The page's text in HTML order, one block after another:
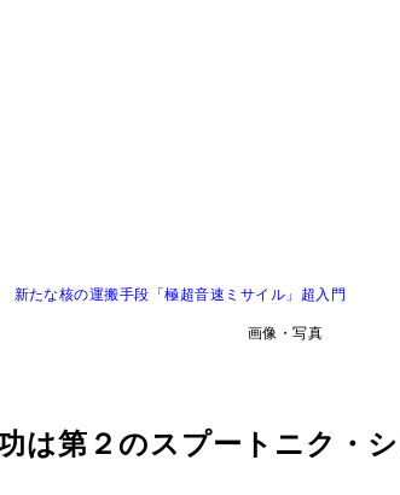
たな核の運搬手段「極超音速ミサイル」超入門
画像・写真
功は第２のスプートニク